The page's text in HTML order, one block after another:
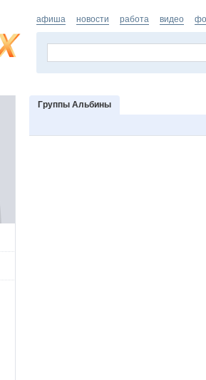
афиша новости работа видео
Группы Альбины